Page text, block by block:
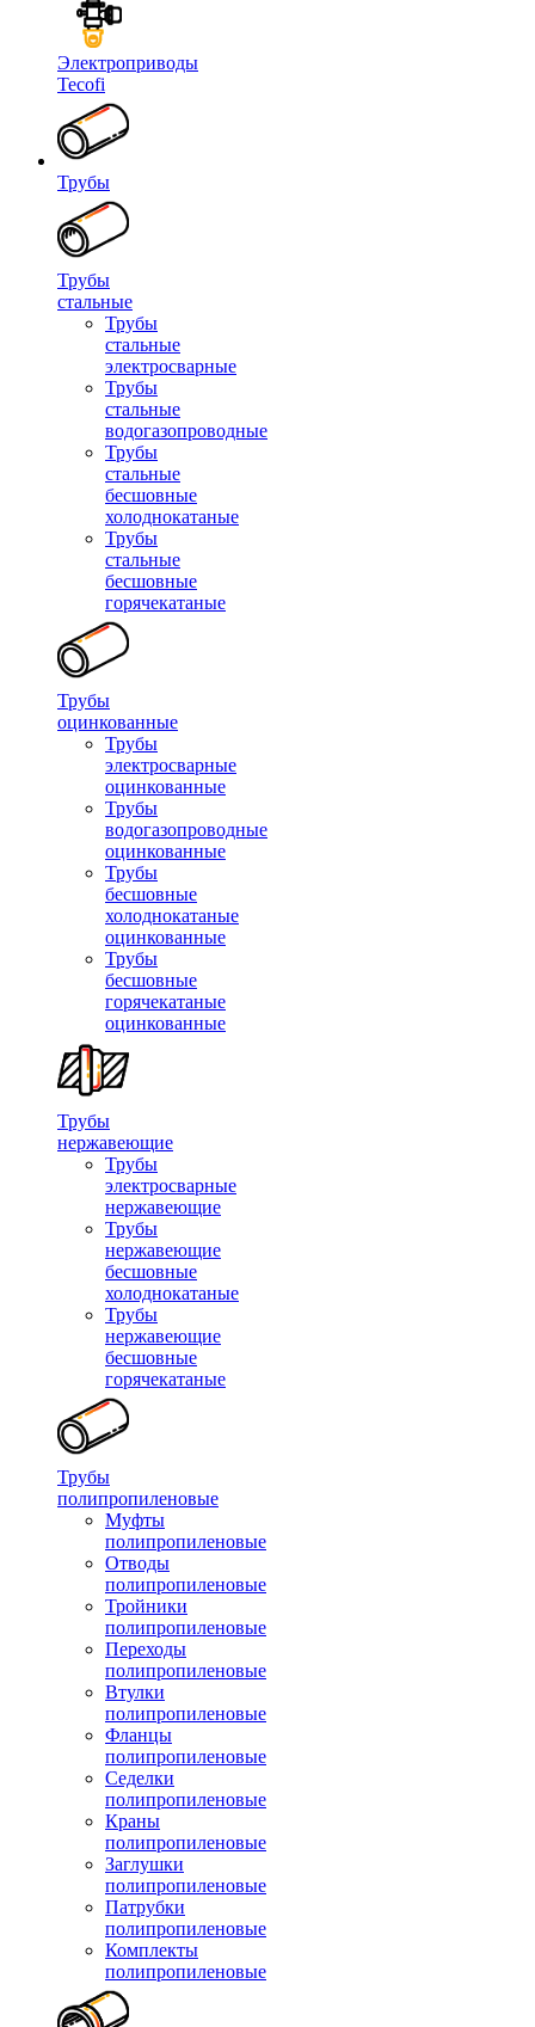
Электроприводы
Tecofi
Трубы
Трубы
стальные
Трубы
стальные
электросварные
Трубы
стальные
водогазопроводные
Трубы
стальные
бесшовные
холоднокатаные
Трубы
стальные
бесшовные
горячекатаные
Трубы
оцинкованные
Трубы
электросварные
оцинкованные
Трубы
водогазопроводные
оцинкованные
Трубы
бесшовные
холоднокатаные
оцинкованные
Трубы
бесшовные
горячекатаные
оцинкованные
Трубы
нержавеющие
Трубы
электросварные
нержавеющие
Трубы
нержавеющие
бесшовные
холоднокатаные
Трубы
нержавеющие
бесшовные
горячекатаные
Трубы
полипропиленовые
Муфты
полипропиленовые
Отводы
полипропиленовые
Тройники
полипропиленовые
Переходы
полипропиленовые
Втулки
полипропиленовые
Фланцы
полипропиленовые
Седелки
полипропиленовые
Краны
полипропиленовые
Заглушки
полипропиленовые
Патрубки
полипропиленовые
Комплекты
полипропиленовые